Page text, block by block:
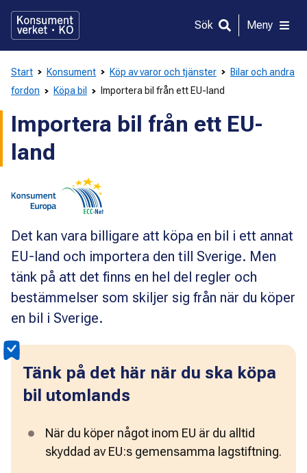
direkt
innehållet
Sök Meny
Start Konsument Köp av varor och tjänster
Bilar och andra
fordon
Köpa bil Importera bil från ett EU-land
Importera bil från ett EU-
land
Det kan vara billigare att köpa en bil i ett annat
EU-land och importera den till Sverige. Men
tänk på att det finns en hel del regler och
bestämmelser som skiljer sig från när du köper
en bil i Sverige.
Tänk på det här när du ska köpa
bil utomlands
När du köper något inom EU är du alltid
skyddad av EU:s gemensamma lagstiftning.